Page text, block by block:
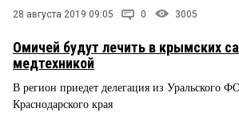
28 августа 2019 09:05 0 3005
Омичей будут лечить в крымских
медтехникой
В регион приедет делегация из Уральского
Краснодарского края